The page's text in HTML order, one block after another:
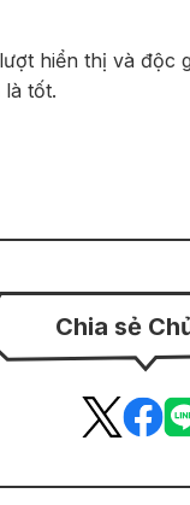
hiển thị và độc
tốt.
Chia sẻ